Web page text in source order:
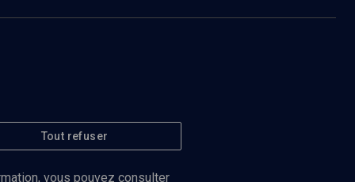
Tout refuser
vous pouvez consulter